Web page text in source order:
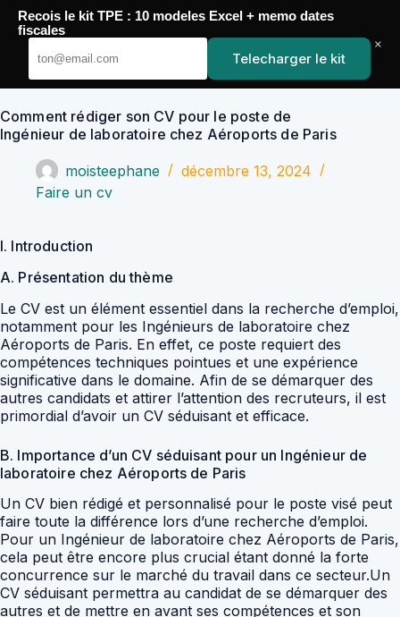
Passer
contenu
YoupiJobs
Comment rédiger son CV pour le poste de
Ingénieur de laboratoire chez Aéroports de Paris
moisteephane
décembre 13, 2024
Faire un cv
I. Introduction
A. Présentation du thème
Le CV est un élément essentiel dans la recherche d’emploi,
notamment pour les Ingénieurs de laboratoire chez
Aéroports de Paris. En effet, ce poste requiert des
compétences techniques pointues et une expérience
significative dans le domaine. Afin de se démarquer des
autres candidats et attirer l’attention des recruteurs, il est
primordial d’avoir un CV séduisant et efficace.
B. Importance d’un CV séduisant pour un Ingénieur de
laboratoire chez Aéroports de Paris
Un CV bien rédigé et personnalisé pour le poste visé peut
faire toute la différence lors d’une recherche d’emploi.
Pour un Ingénieur de laboratoire chez Aéroports de Paris,
cela peut être encore plus crucial étant donné la forte
concurrence sur le marché du travail dans ce secteur.Un
CV séduisant permettra au candidat de se démarquer des
autres et de mettre en avant ses compétences et son
Recois le kit TPE : 10 modeles Excel + memo dates
fiscales
Telecharger le kit
×